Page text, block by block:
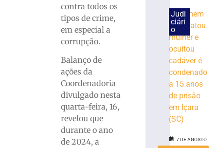
contra todos os
tipos de crime,
em especial a
corrupção.
Balanço de
ações da
Coordenadoria
divulgado nesta
quarta-feira, 16,
revelou que
durante o ano
de 2024, a
mangue
SC-
401
2026
mais
Judi
ciári
o
7 DE AGOSTO